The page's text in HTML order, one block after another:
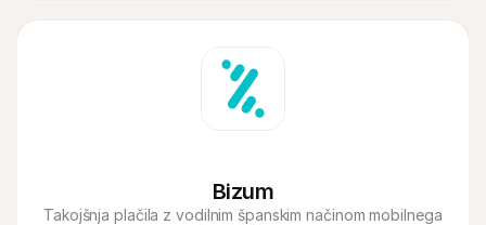
Bizum
Takojšnja plačila z vodilnim španskim načinom mobilnega